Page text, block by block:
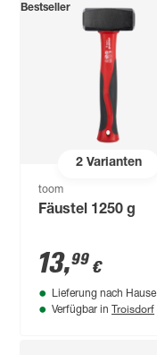
2Varianten
Bestseller
toom
Fäustel 1250 g
13,99 €
Lieferung nach Hause
Verfügbar in Troisdorf